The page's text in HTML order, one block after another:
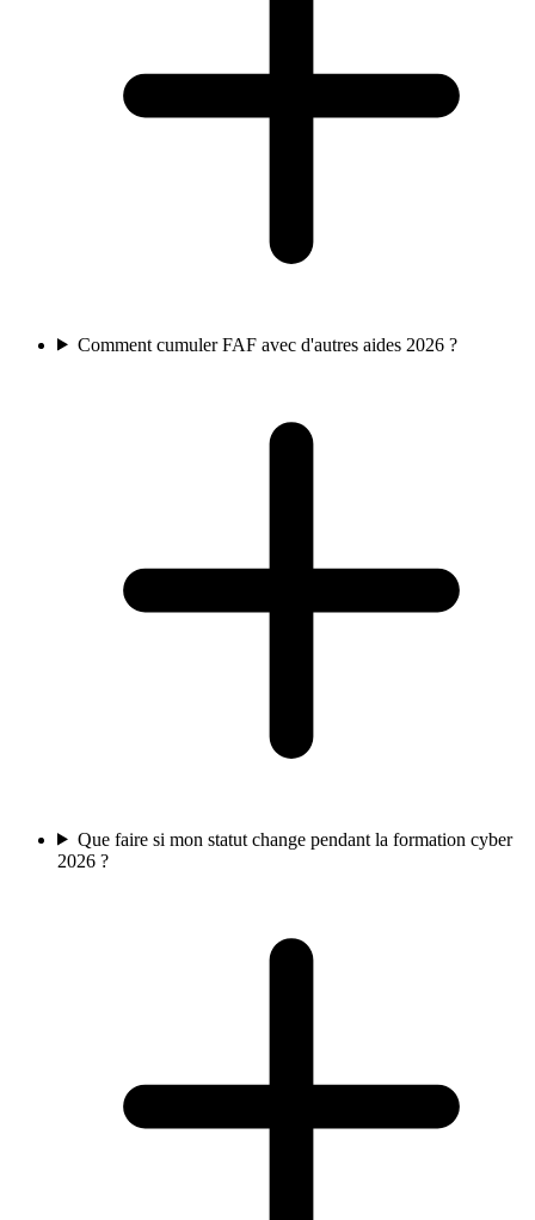
Comment cumuler FAF avec d'autres aides 2026 ?
Que faire si mon statut change pendant la formation cyber
2026 ?